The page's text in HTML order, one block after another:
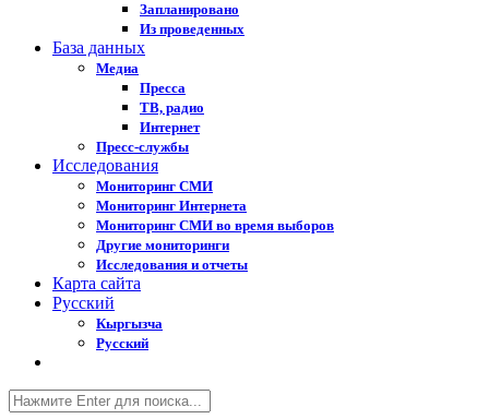
Запланировано
Из проведенных
База данных
Медиа
Пресса
ТВ, радио
Интернет
Пресс-службы
Исследования
Мониторинг СМИ
Мониторинг Интернета
Мониторинг СМИ во время выборов
Другие мониторинги
Исследования и отчеты
Карта сайта
Русский
Кыргызча
Русский